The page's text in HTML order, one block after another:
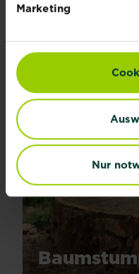
Marketing
Nur
Alle Artikel